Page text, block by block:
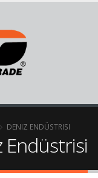
DENIZ ENDÜSTRISI
Endüstrisi